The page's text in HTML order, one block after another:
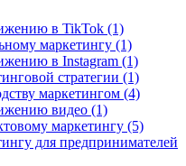
в TikTok (1)
маркетингу (1)
в Instagram (1)
стратегии (1)
маркетингом (4)
видео (1)
маркетингу (5)
для предпринимателей